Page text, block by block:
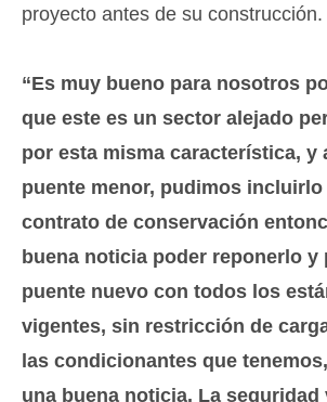
proyecto antes de su construcción.
“Es muy bueno para nosotros
que este es un sector alejado
por esta misma característica, y
puente menor, pudimos incluirlo
contrato de conservación
buena noticia poder reponerlo y
puente nuevo con todos los
vigentes, sin restricción de
las condicionantes que
una buena noticia. La seguridad